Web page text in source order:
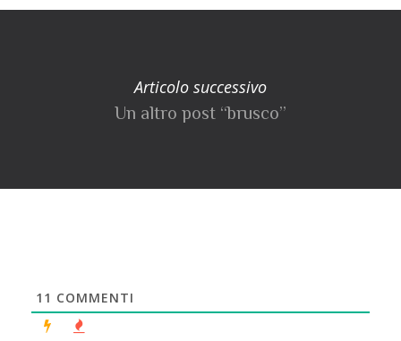
Articolo successivo
Un altro post “brusco”
11 COMMENTI